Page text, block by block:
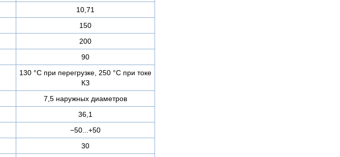
10,71
150
200
90
130 °C при перегрузке, 250 °C при токе
КЗ
7,5 наружных диаметров
36,1
−50...+50
30